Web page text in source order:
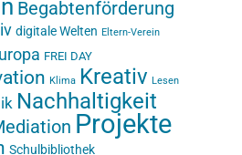
Begabtenförderung
digitale Welten Eltern-Verein
FREI DAY
Klima Kreativ Lesen
Nachhaltigkeit
Projekte
Schulbibliothek